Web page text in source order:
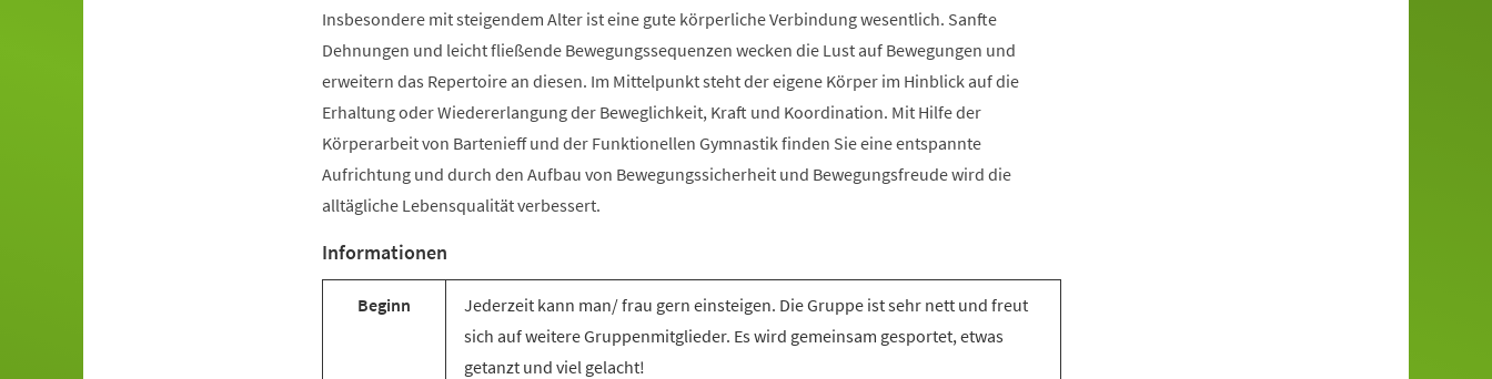
Insbesondere mit steigendem Alter ist eine gute körperliche Verbindung wesentlich. Sanfte
Dehnungen und leicht fließende Bewegungssequenzen wecken die Lust auf Bewegungen und
erweitern das Repertoire an diesen. Im Mittelpunkt steht der eigene Körper im Hinblick auf die
Erhaltung oder Wiedererlangung der Beweglichkeit, Kraft und Koordination. Mit Hilfe der
Körperarbeit von Bartenieff und der Funktionellen Gymnastik finden Sie eine entspannte
Aufrichtung und durch den Aufbau von Bewegungssicherheit und Bewegungsfreude wird die
alltägliche Lebensqualität verbessert.
Informationen
Beginn
Jederzeit kann man/ frau gern einsteigen. Die Gruppe ist sehr nett und freut
sich auf weitere Gruppenmitglieder. Es wird gemeinsam gesportet, etwas
getanzt und viel gelacht!